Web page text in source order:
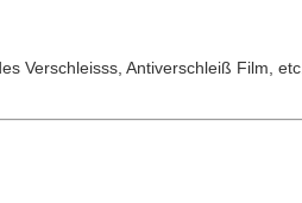
Verschleisss, Antiverschleiß Film, etc.